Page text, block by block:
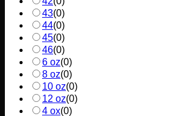
43(0)
44(0)
45(0)
46(0)
6 oz(0)
8 oz(0)
10 oz(0)
12 oz(0)
4 ox(0)